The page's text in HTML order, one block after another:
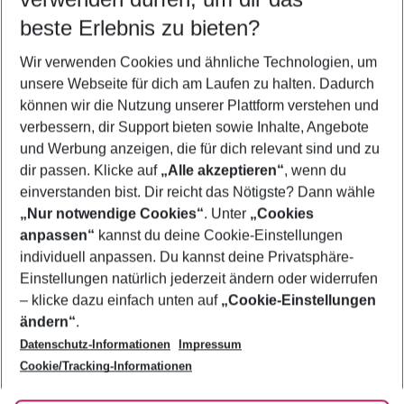
5-8 Nächte
2 Erwachsene Keine Kinder
Mehr Filter anzeigen
Footer
Footer navigation
Über uns
AGB
Bestpreisgarantie
Cookie-Einstellungen ändern
Cookie-Richtlinie
Agenturbetreuung
Barrierefreies Reisen
Folge uns
beste Erlebnis zu bieten?
Wir verwenden Cookies und ähnliche Technologien, um
unsere Webseite für dich am Laufen zu halten. Dadurch
können wir die Nutzung unserer Plattform verstehen und
verbessern, dir Support bieten sowie Inhalte, Angebote
und Werbung anzeigen, die für dich relevant sind und zu
dir passen. Klicke auf „Alle akzeptieren“, wenn du
einverstanden bist. Dir reicht das Nötigste? Dann wähle
„Nur notwendige Cookies“. Unter „Cookies
anpassen“ kannst du deine Cookie-Einstellungen
individuell anpassen. Du kannst deine Privatsphäre-
Einstellungen natürlich jederzeit ändern oder widerrufen
– klicke dazu einfach unten auf „Cookie-Einstellungen
ändern“.
Datenschutz-Informationen
Impressum
Cookie/Tracking-Informationen